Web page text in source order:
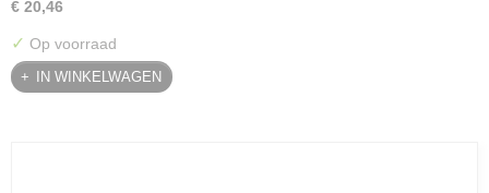
€ 20,46
✓ Op voorraad
IN WINKELWAGEN